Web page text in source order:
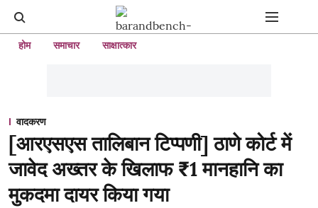
होम समाचार साक्षात्कार
वादकरण
[आरएसएस तालिबान टिप्पणी] ठाणे कोर्ट में
जावेद अख्तर के खिलाफ ₹1 मानहानि का
मुकदमा दायर किया गया